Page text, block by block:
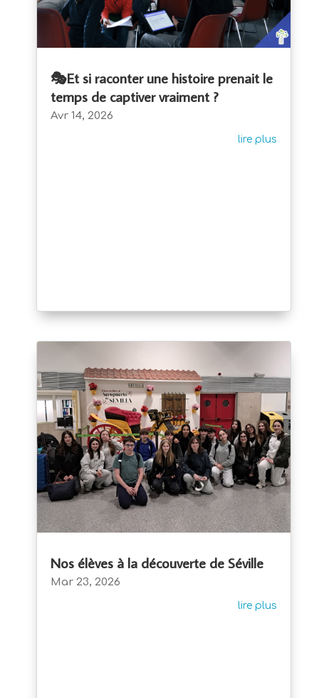
🎭Et si raconter une histoire prenait le
temps de captiver vraiment ?
Avr 14, 2026
lire plus
Nos élèves à la découverte de Séville
Mar 23, 2026
lire plus